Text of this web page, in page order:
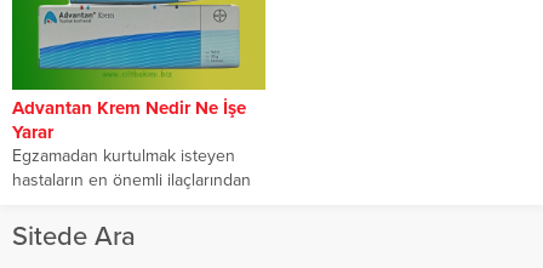
Sitede Ara
Advantan Krem Nedir Ne İşe
Yarar
Egzamadan kurtulmak isteyen
hastaların en önemli ilaçlarından
için açıklayacağız. Egzama...